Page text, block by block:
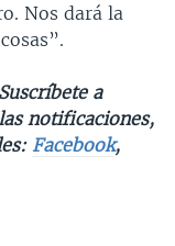
Nos dará la
a
notificaciones,
Facebook,